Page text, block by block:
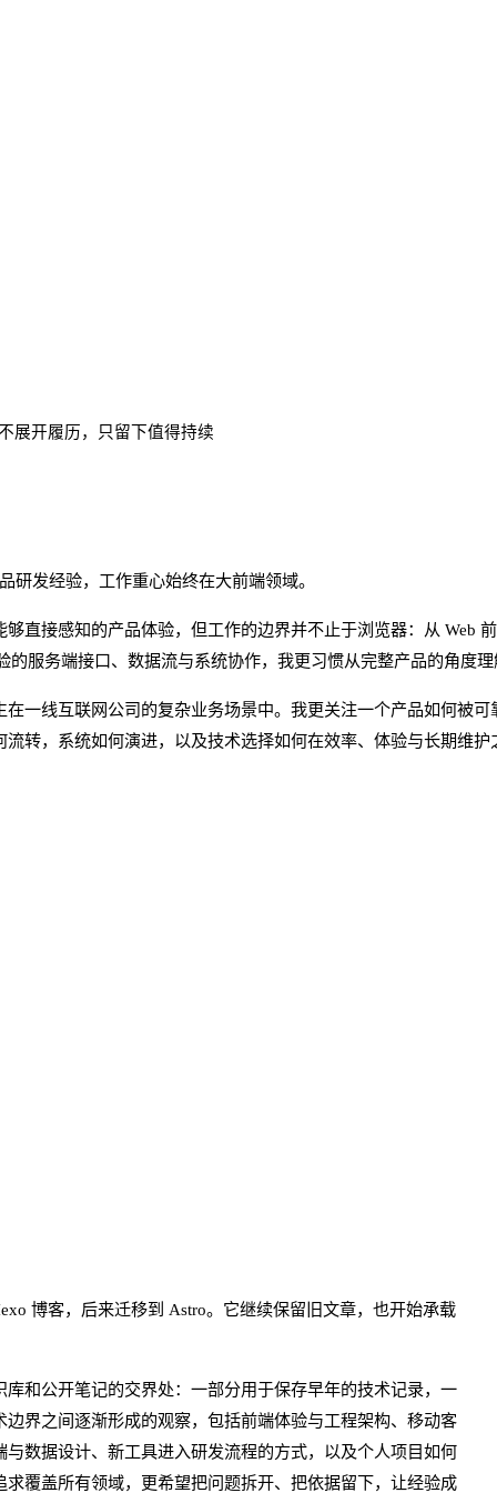
展开履历，只留下值得持续
研发经验，工作重心始终在大前端领域。
直接感知的产品体验，但工作的边界并不止于浏览器：从 Web
的服务端接口、数据流与系统协作，我更习惯从完整产品的角度理
一线互联网公司的复杂业务场景中。我更关注一个产品如何被可
转，系统如何演进，以及技术选择如何在效率、体验与长期维护
博客，后来迁移到 Astro。它继续保留旧文章，也开始承载
库和公开笔记的交界处：一部分用于保存早年的技术记录，一
边界之间逐渐形成的观察，包括前端体验与工程架构、移动客
与数据设计、新工具进入研发流程的方式，以及个人项目如何
求覆盖所有领域，更希望把问题拆开、把依据留下，让经验成